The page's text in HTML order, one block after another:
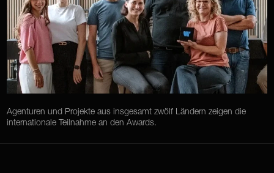
Agenturen und Projekte aus insgesamt zwölf Ländern zeigen die
internationale Teilnahme an den Awards.